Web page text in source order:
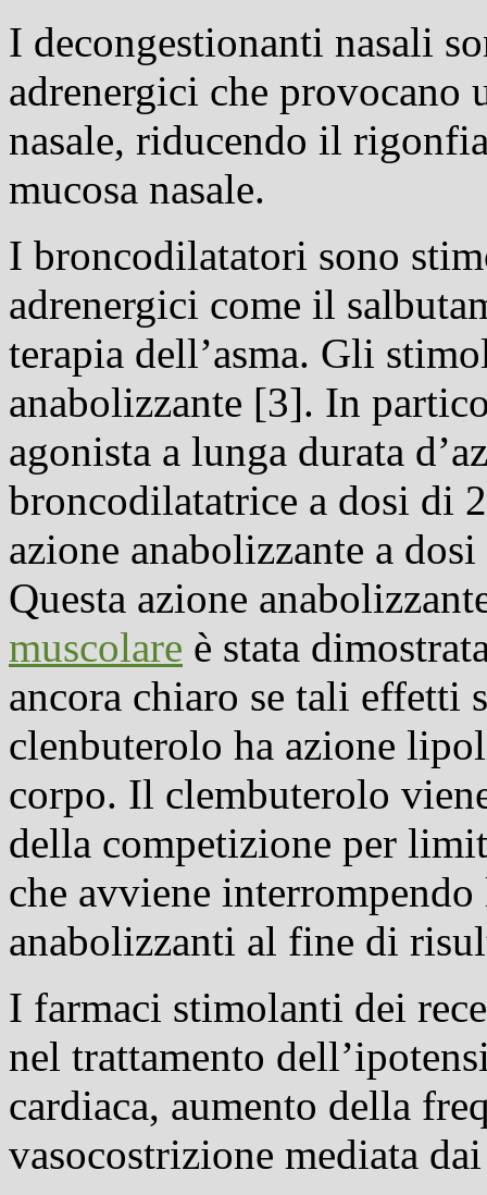
I decongestionanti nasali
adrenergici che provocano
nasale, riducendo il
mucosa nasale.
I broncodilatatori sono
adrenergici come il
terapia dell’asma. Gli
anabolizzante [3]. In
agonista a lunga durata
broncodilatatrice a dosi di
azione anabolizzante a
Questa azione
muscolare è stata
ancora chiaro se tali effetti
clenbuterolo ha azione
corpo. Il clembuterolo
della competizione per
che avviene
anabolizzanti al fine di
I farmaci stimolanti dei
nel trattamento
cardiaca, aumento della
vasocostrizione mediata